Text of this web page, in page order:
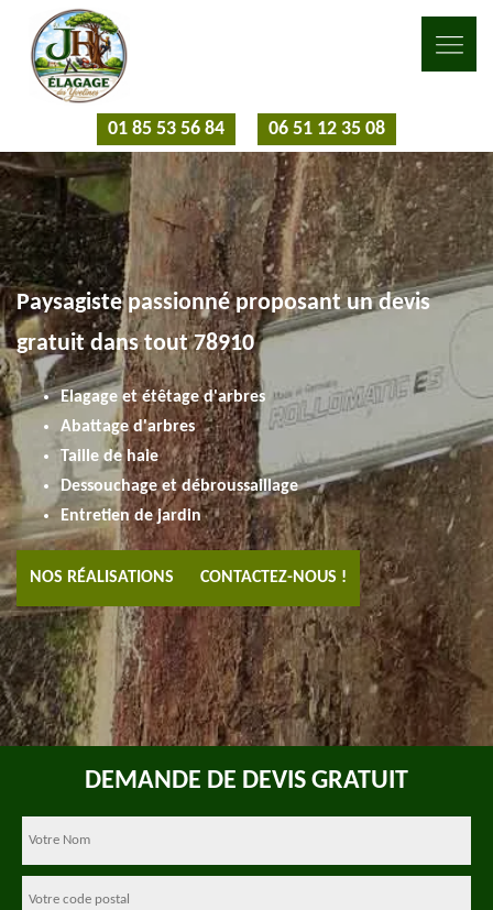
01 85 53 56 84 06 51 12 35 08
Paysagiste passionné proposant un devis
gratuit dans tout 78910
Elagage et étêtage d'arbres
Abattage d'arbres
Taille de haie
Dessouchage et débroussaillage
Entretien de jardin
NOS RÉALISATIONS CONTACTEZ-NOUS !
DEMANDE DE DEVIS GRATUIT